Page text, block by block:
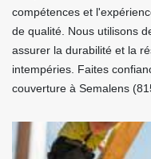
compétences et
de qualité. Nous utilisons
assurer la durabilité et la
intempéries. Faites
couverture à Semalens